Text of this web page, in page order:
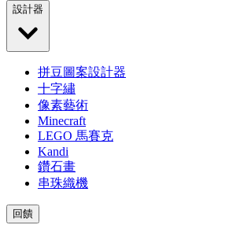
設計器
拼豆圖案設計器
十字繡
像素藝術
Minecraft
LEGO 馬賽克
Kandi
鑽石畫
串珠織機
回饋